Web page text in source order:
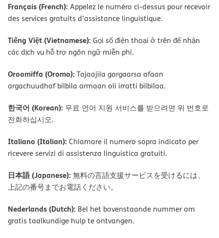
Français (French): Appelez le numéro ci-dessus pour recevoir
des services gratuits d’assistance linguistique.
Tiếng Việt (Vietnamese): Gọi số điện thoại ở trên để nhận
các dịch vụ hỗ trợ ngôn ngữ miễn phí.
Oroomiffa (Oromo): Tajaajila gargaarsa afaan
argachuudhaf bilbila armaan oli irratti bilbilaa.
한국어 (Korean): 무료 언어 지원 서비스를 받으려면 위 번호로
전화하십시오.
Italiano (Italian): Chiamare il numero sopra indicato per
ricevere servizi di assistenza linguistica gratuiti.
日本語 (Japanese): 無料の言語支援サービスを受けるには、
上記の番号までお電話ください。
Nederlands (Dutch): Bel het bovenstaande nummer om
gratis taalkundige hulp te ontvangen.